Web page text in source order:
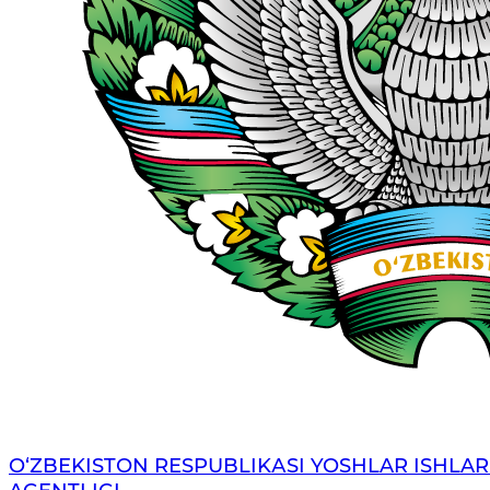
O‘ZBЕKISTОN RЕSPUBLIKАSI YOSHLAR